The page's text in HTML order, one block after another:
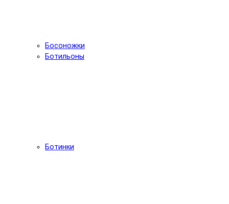
Босоножки
Ботильоны
Ботинки